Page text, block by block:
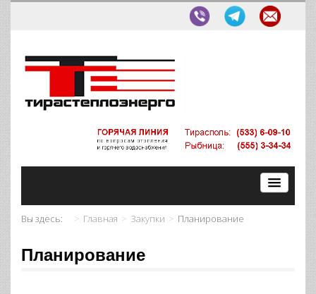
Вы здесь: Главная Закупки Планирование
Планирование